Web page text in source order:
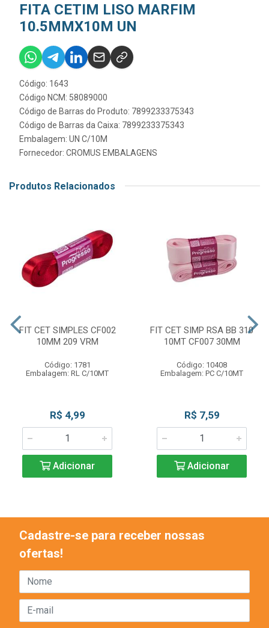
FITA CETIM LISO MARFIM
10.5MMX10M UN
Código: 1643
Código NCM: 58089000
Código de Barras do Produto: 7899233375343
Código de Barras da Caixa: 7899233375343
Embalagem: UN C/10M
Fornecedor: CROMUS EMBALAGENS
Produtos Relacionados
FIT CET SIMPLES CF002
10MM 209 VRM
Código: 1781
Embalagem: RL C/10MT
R$ 4,99
Adicionar
FIT CET SIMP RSA BB 310
10MT CF007 30MM
Código: 10408
Embalagem: PC C/10MT
R$ 7,59
Adicionar
Cadastre-se para receber nossas
ofertas!